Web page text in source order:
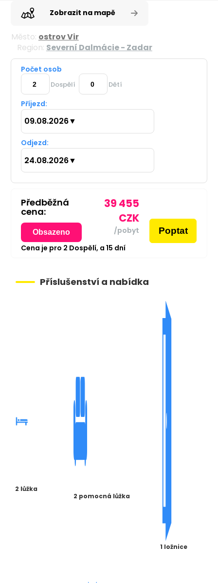
Zobrazit na mapě
Město: ostrov Vir
Region: Severní Dalmácie - Zadar
Počet osob
Dospělí Dětí
Příjezd:
09.08.2026▼
Odjezd:
24.08.2026▼
Předběžná
cena:
Obsazeno
39 455
CZK
/pobyt Poptat
Cena je pro 2 Dospělí, a 15 dní
Příslušenství a nabídka
2 lůžka
2 pomocná lůžka
1 ložnice